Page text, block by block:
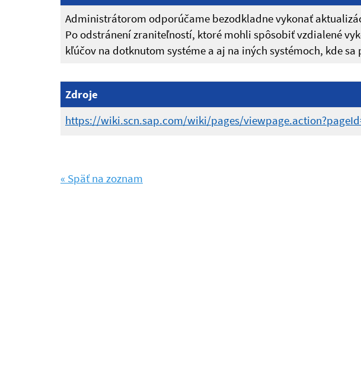
Administrátorom odporúčame bezodkladne vykonať
Po odstránení zraniteľností, ktoré mohli spôsobiť vzdialené
kľúčov na dotknutom systéme a aj na iných systémoch, kde
Zdroje
https://wiki.scn.sap.com/wiki/pages/
« Späť na zoznam